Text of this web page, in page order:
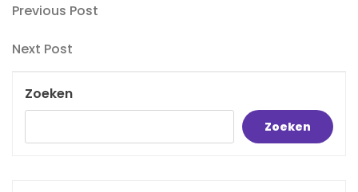
Bericht
navigatie
Previous
Previous Post
Next
Next Post
Zoeken
Zoeken